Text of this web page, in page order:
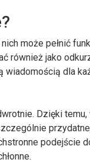
może pełnić
również jako
wiadomością dla
Dzięki temu,
podejście